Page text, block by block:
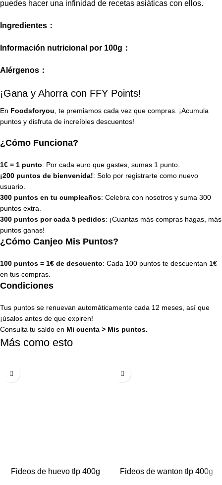
puedes hacer una infinidad de recetas asiáticas con ellos.
Ingredientes：
Información nutricional por 100g：
Alérgenos：
¡Gana y Ahorra con FFY Points!
En Foodsforyou, te premiamos cada vez que compras. ¡Acumula
puntos y disfruta de increíbles descuentos!
¿Cómo Funciona?
1€ = 1 punto: Por cada euro que gastes, sumas 1 punto.
¡200 puntos de bienvenida!: Solo por registrarte como nuevo
usuario.
300 puntos en tu cumpleaños: Celebra con nosotros y suma 300
puntos extra.
300 puntos por cada 5 pedidos: ¡Cuantas más compras hagas, más
puntos ganas!
¿Cómo Canjeo Mis Puntos?
100 puntos = 1€ de descuento: Cada 100 puntos te descuentan 1€
en tus compras.
Condiciones
Tus puntos se renuevan automáticamente cada 12 meses, así que
¡úsalos antes de que expiren!
Consulta tu saldo en Mi cuenta > Mis puntos.
Más como esto
Fideos de huevo tlp 400g Fideos de wanton tlp 400g